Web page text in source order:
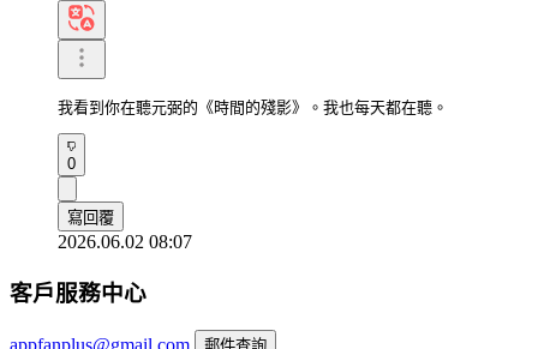
我看到你在聽元弼的《時間的殘影》。我也每天都在聽。
0
寫回覆
2026.06.02 08:07
客戶服務中心
appfanplus@gmail.com